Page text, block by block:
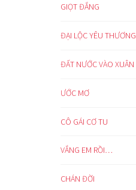
GIỌT ĐẮNG
ĐẠI LỘC YÊU THƯƠNG
ĐẤT NƯỚC VÀO XUÂN
ƯỚC MƠ
CÔ GÁI CƠ TU
VẮNG EM RỒI…
CHÁN ĐỜI